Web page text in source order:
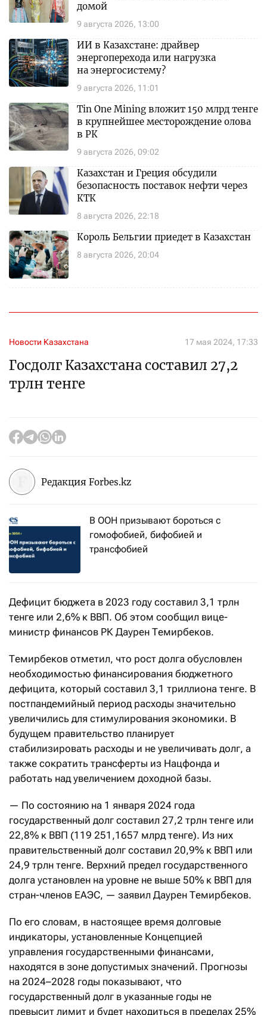
9 августа 2026, 13:00
домой
9 августа 2026, 11:01
ИИ в Казахстане: драйвер
энергоперехода или нагрузка
на энергосистему?
9 августа 2026, 09:02
Tin One Mining вложит 150 млрд тенге
в крупнейшее месторождение олова
в РК
8 августа 2026, 22:18
Казахстан и Греция обсудили
безопасность поставок нефти через
КТК
8 августа 2026, 20:04
Король Бельгии приедет в Казахстан
Новости Казахстана 17 мая 2024, 17:33
Госдолг Казахстана составил 27,2
трлн тенге
Редакция Forbes.kz
В ООН призывают бороться с
гомофобией, бифобией и
трансфобией
Дефицит бюджета в 2023 году составил 3,1 трлн
тенге или 2,6% к ВВП. Об этом сообщил вице-
министр финансов РК Даурен Темирбеков.
Темирбеков отметил, что рост долга обусловлен
необходимостью финансирования бюджетного
дефицита, который составил 3,1 триллиона тенге. В
постпандемийный период расходы значительно
увеличились для стимулирования экономики. В
будущем правительство планирует
стабилизировать расходы и не увеличивать долг, а
также сократить трансферты из Нацфонда и
работать над увеличением доходной базы.
— По состоянию на 1 января 2024 года
государственный долг составил 27,2 трлн тенге или
22,8% к ВВП (119 251,1657 млрд тенге). Из них
правительственный долг составил 20,9% к ВВП или
24,9 трлн тенге. Верхний предел государственного
долга установлен на уровне не выше 50% к ВВП для
стран-членов ЕАЭС, — заявил Даурен Темирбеков.
По его словам, в настоящее время долговые
индикаторы, установленные Концепцией
управления государственными финансами,
находятся в зоне допустимых значений. Прогнозы
на 2024–2028 годы показывают, что
государственный долг в указанные годы не
превысит лимит и будет находиться в пределах 25%